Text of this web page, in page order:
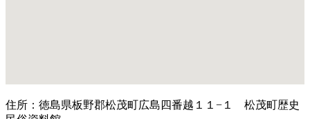
住所：徳島県板野郡松茂町広島四番越１１−１ 松茂町歴史